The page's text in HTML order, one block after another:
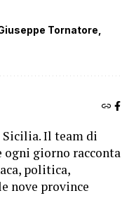
Tornatore
Il team di
giorno racconta
politica,
nove province